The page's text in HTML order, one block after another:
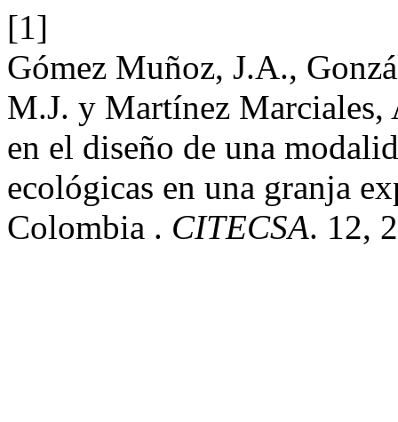
[1]
Gómez Muñoz, J.A.,
M.J. y Martínez
en el diseño de una
ecológicas en una granja
Colombia . CITECSA. 12,